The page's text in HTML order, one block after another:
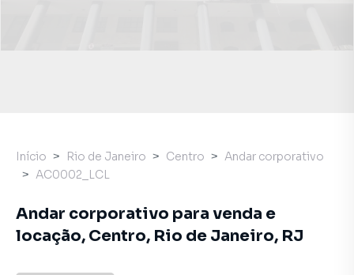
Início Rio de Janeiro Centro
Andar corporativo
AC0002_LCL
Andar corporativo para venda e
locação, Centro, Rio de Janeiro, RJ